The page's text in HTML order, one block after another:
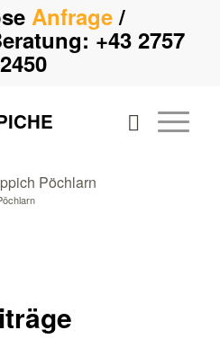
Anfrage/
+43 2757
Pöchlarn